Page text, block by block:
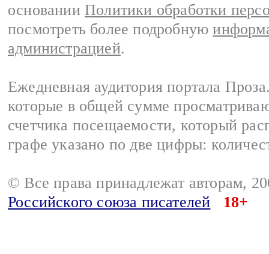
основании Политики обработки
посмотреть более подробную
администрацией.
Ежедневная аудитория портала
которые в общей сумме
счетчика посещаемости, который
графе указано по две цифры:
© Все права принадлежат авторам,
Российского союза писателей
18+